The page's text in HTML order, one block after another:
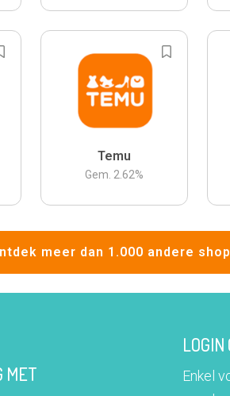
Temu
Gem. 2.62%
meer dan 1.000 andere
MET
Enkel